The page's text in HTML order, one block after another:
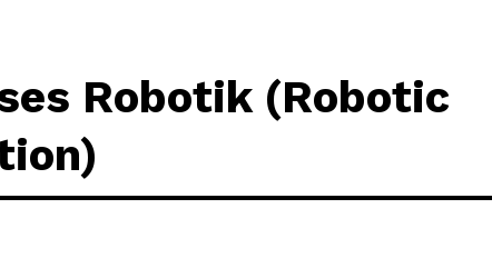
Robotik (Robotic